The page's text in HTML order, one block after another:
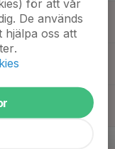
för att vår
De används
hjälpa oss att